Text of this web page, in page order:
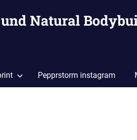
Natural
Pepprstorm instagram